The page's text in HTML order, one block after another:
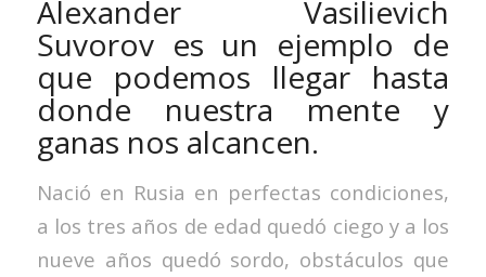
Alexander Vasilievich
Suvorov es un ejemplo de
que podemos llegar hasta
donde nuestra mente y
ganas nos alcancen.
Nació en Rusia en perfectas condiciones,
a los tres años de edad quedó ciego y a los
nueve años quedó sordo, obstáculos que